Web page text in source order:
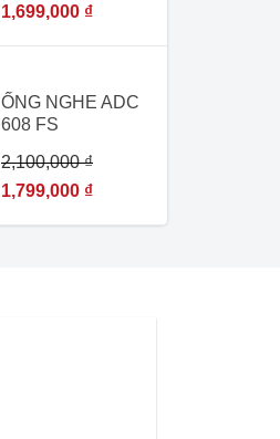
1,699,000 ₫
ỐNG NGHE ADC
608 FS
2,100,000₫
1,799,000 ₫